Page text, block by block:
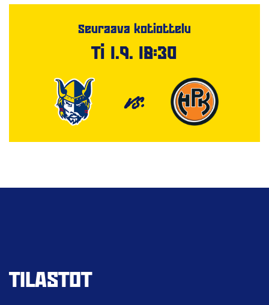
Seuraava kotiottelu
Ti 1.9. 18:30
VS.
TILASTOT